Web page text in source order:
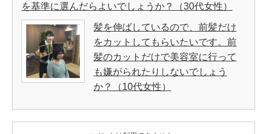
を基準に選んだらよいでしょうか？（30代女性）
髪を伸ばしているので、前髪だけ
をカットしてもらいたいです。前
髪のカットだけで美容室に行って
も嫌がられたりしないでしょう
か？（10代女性）